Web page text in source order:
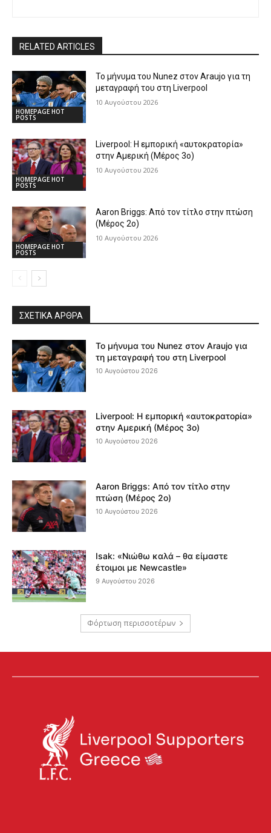
RELATED ARTICLES
HOMEPAGE HOT
POSTS
Το μήνυμα του Nunez στον Araujo για τη
μεταγραφή του στη Liverpool
10 Αυγούστου 2026
HOMEPAGE HOT
POSTS
Liverpool: Η εμπορική «αυτοκρατορία»
στην Αμερική (Μέρος 3ο)
10 Αυγούστου 2026
HOMEPAGE HOT
POSTS
Aaron Briggs: Από τον τίτλο στην πτώση
(Μέρος 2ο)
10 Αυγούστου 2026
ΣΧΕΤΙΚΆ ΆΡΘΡΑ
Το μήνυμα του Nunez στον Araujo για
τη μεταγραφή του στη Liverpool
10 Αυγούστου 2026
Liverpool: Η εμπορική «αυτοκρατορία»
στην Αμερική (Μέρος 3ο)
10 Αυγούστου 2026
Aaron Briggs: Από τον τίτλο στην
πτώση (Μέρος 2ο)
10 Αυγούστου 2026
Isak: «Νιώθω καλά – θα είμαστε
έτοιμοι με Newcastle»
9 Αυγούστου 2026
Φόρτωση περισσοτέρων